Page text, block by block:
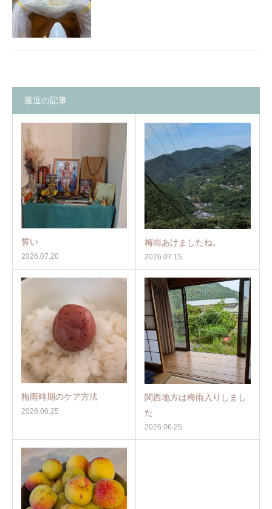
最近の記事
誓い
2026.07.20
梅雨あけましたね。
2026.07.15
梅雨時期のケア方法
2026.06.25
関西地方は梅雨入りしまし
た
2026.06.25